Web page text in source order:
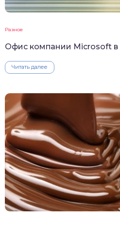
Разное
Офис компании Microsoft в
Читать далее